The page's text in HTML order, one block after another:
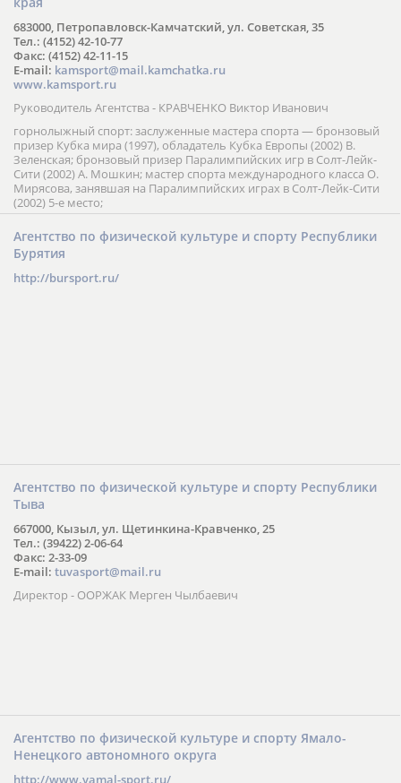
683000, Петропавловск-Камчатский, ул. Советская, 35
Тел.: (4152) 42-10-77
Факс: (4152) 42-11-15
E-mail: kamsport@mail.kamchatka.ru
www.kamsport.ru
Руководитель Агентства - КРАВЧЕНКО Виктор Иванович
горнолыжный спорт: заслуженные мастера спорта — бронзовый
призер Кубка мира (1997), обладатель Кубка Европы (2002) В.
Зеленская; бронзовый призер Паралимпийских игр в Солт-Лейк-
Сити (2002) А. Мошкин; мастер спорта международного класса О.
Мирясова, занявшая на Паралимпийских играх в Солт-Лейк-Сити
(2002) 5-е место;
Агентство по физической культуре и спорту Республики
Бурятия
http://bursport.ru/
Агентство по физической культуре и спорту Республики
Тыва
667000, Кызыл, ул. Щетинкина-Кравченко, 25
Тел.: (39422) 2-06-64
Факс: 2-33-09
E-mail: tuvasport@mail.ru
Директор - ООРЖАК Мерген Чылбаевич
Агентство по физической культуре и спорту Ямало-
Ненецкого автономного округа
http://www.yamal-sport.ru/